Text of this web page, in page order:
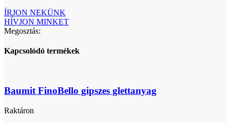
ÍRJON NEKÜNK
HÍVJON MINKET
Megosztás:
Kapcsolódó termékek
Baumit FinoBello gipszes glettanyag
Raktáron